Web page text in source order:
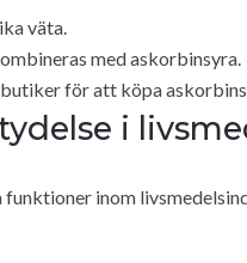
väta.
med askorbinsyra.
för att köpa
i
inom